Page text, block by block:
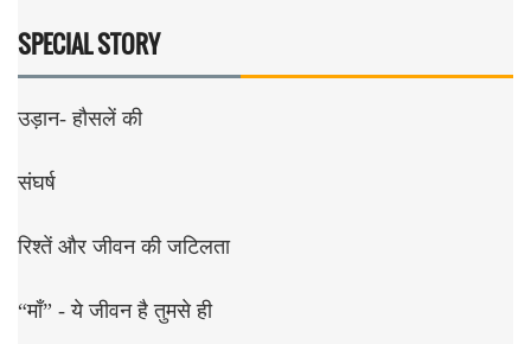
SPECIAL STORY
उड़ान- हौसलें की
संघर्ष
रिश्तें और जीवन की जटिलता
“माँ” - ये जीवन है तुमसे ही